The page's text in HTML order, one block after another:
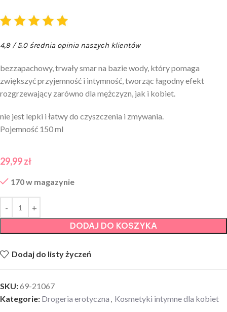
4,9 / 5.0 średnia opinia naszych klientów
bezzapachowy, trwały smar na bazie wody, który pomaga
zwiększyć przyjemność i intymność, tworząc łagodny efekt
rozgrzewający zarówno dla mężczyzn, jak i kobiet.
nie jest lepki i łatwy do czyszczenia i zmywania.
Pojemność 150 ml
29,99zł
170 w magazynie
DODAJ DO KOSZYKA
Dodaj do listy życzeń
SKU:69-21067
Kategorie: Drogeria erotyczna Kosmetyki intymne dla kobiet